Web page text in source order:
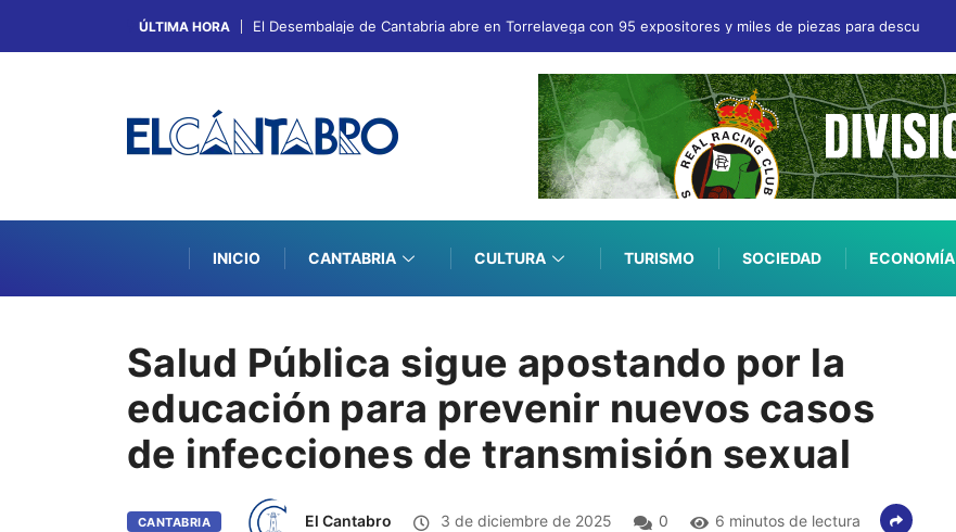
ÚLTIMA HORA El Desembalaje de Cantabria abre en Torrelavega con 95 expositores y miles de piezas para descubrir
INICIO CANTABRIA CULTURA TURISMO SOCIEDAD ECONOMÍA
Salud Pública sigue apostando por la
educación para prevenir nuevos casos
de infecciones de transmisión sexual
CANTABRIA El Cantabro 3 de diciembre de 2025 0 6 minutos de lectura